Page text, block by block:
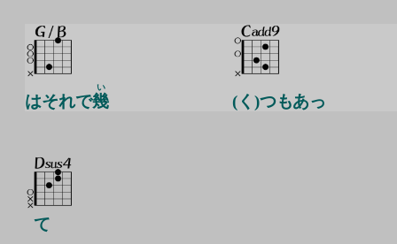
はそれで幾
い
(く)つもあっ
て